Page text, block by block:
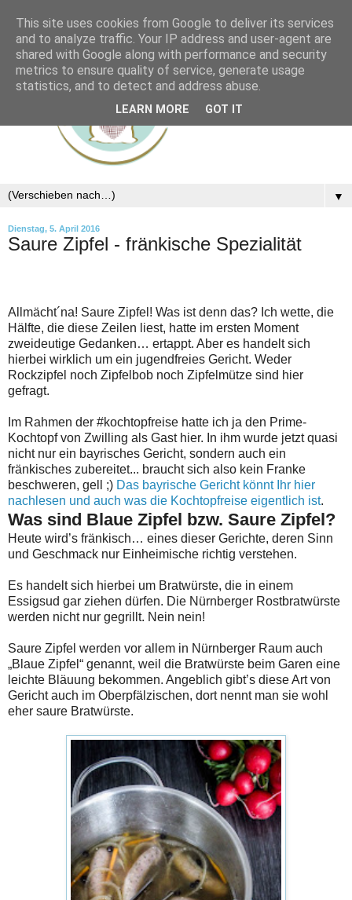
▼
Dienstag, 5. April 2016
Saure Zipfel - fränkische Spezialität
Allmächt´na! Saure Zipfel! Was ist denn das? Ich wette, die
Hälfte, die diese Zeilen liest, hatte im ersten Moment
zweideutige Gedanken… ertappt. Aber es handelt sich
hierbei wirklich um ein jugendfreies Gericht. Weder
Rockzipfel noch Zipfelbob noch Zipfelmütze sind hier
gefragt.
Im Rahmen der #kochtopfreise hatte ich ja den Prime-
Kochtopf von Zwilling als Gast hier. In ihm wurde jetzt quasi
nicht nur ein bayrisches Gericht, sondern auch ein
fränkisches zubereitet... braucht sich also kein Franke
beschweren, gell ;) Das bayrische Gericht könnt Ihr hier
nachlesen und auch was die Kochtopfreise eigentlich ist.
Was sind Blaue Zipfel bzw. Saure Zipfel?
Heute wird’s fränkisch… eines dieser Gerichte, deren Sinn
und Geschmack nur Einheimische richtig verstehen.
Es handelt sich hierbei um Bratwürste, die in einem
Essigsud gar ziehen dürfen. Die Nürnberger Rostbratwürste
werden nicht nur gegrillt. Nein nein!
Saure Zipfel werden vor allem in Nürnberger Raum auch
„Blaue Zipfel“ genannt, weil die Bratwürste beim Garen eine
leichte Bläuung bekommen. Angeblich gibt’s diese Art von
Gericht auch im Oberpfälzischen, dort nennt man sie wohl
eher saure Bratwürste.
This site uses cookies from Google to deliver its services
and to analyze traffic. Your IP address and user-agent are
shared with Google along with performance and security
metrics to ensure quality of service, generate usage
statistics, and to detect and address abuse.
LEARN MORE GOT IT